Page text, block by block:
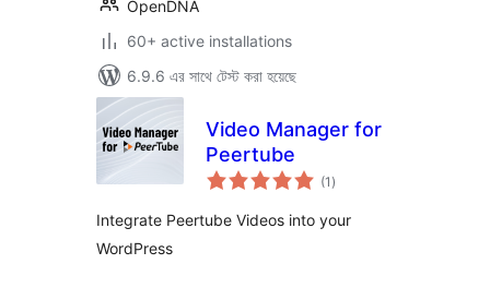
OpenDNA
60+ active installations
6.9.6 এর সাথে টেস্ট করা হয়েছে
Video Manager for
Peertube
(1 total
ratings
)
Integrate Peertube Videos into your
WordPress